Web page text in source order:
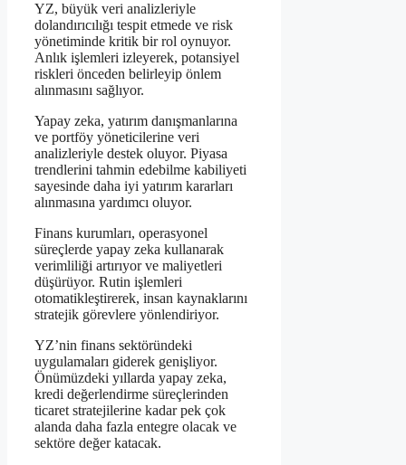
YZ, büyük veri analizleriyle
dolandırıcılığı tespit etmede ve risk
yönetiminde kritik bir rol oynuyor.
Anlık işlemleri izleyerek, potansiyel
riskleri önceden belirleyip önlem
alınmasını sağlıyor.
Yapay zeka, yatırım danışmanlarına
ve portföy yöneticilerine veri
analizleriyle destek oluyor. Piyasa
trendlerini tahmin edebilme kabiliyeti
sayesinde daha iyi yatırım kararları
alınmasına yardımcı oluyor.
Finans kurumları, operasyonel
süreçlerde yapay zeka kullanarak
verimliliği artırıyor ve maliyetleri
düşürüyor. Rutin işlemleri
otomatikleştirerek, insan kaynaklarını
stratejik görevlere yönlendiriyor.
YZ’nin finans sektöründeki
uygulamaları giderek genişliyor.
Önümüzdeki yıllarda yapay zeka,
kredi değerlendirme süreçlerinden
ticaret stratejilerine kadar pek çok
alanda daha fazla entegre olacak ve
sektöre değer katacak.